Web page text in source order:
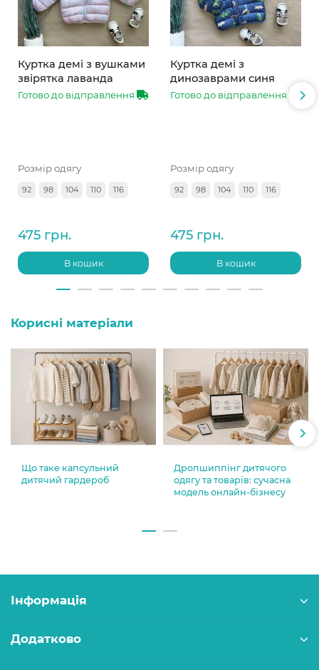
Куртка демі з вушками
звірятка лаванда
Готово до відправлення
Розмір одягу
92 98 104 110 116
475 грн.
В кошик
Куртка демі з
динозаврами синя
Готово до відправлення
Розмір одягу
92 98 104 110 116
475 грн.
В кошик
Корисні матеріали
Що таке капсульний
дитячий гардероб
Дропшиппінг дитячого
одягу та товарів: сучасна
модель онлайн-бізнесу
Інформація
Додатково